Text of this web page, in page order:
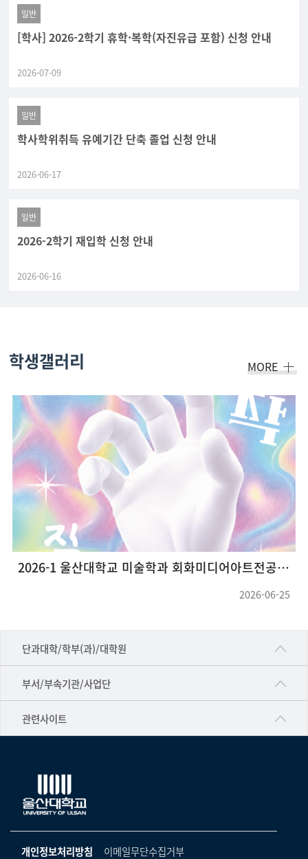
일반
[학사] 2026-2학기 휴학·복학(자진유급 포함) 신청 안내
2026-07-09
일반
학사학위취득 유예기간 단축 졸업 신청 안내
2026-06-17
일반
2026-2학기 재입학 신청 안내
2026-06-16
학생갤러리 MORE
2026-1 울산대학교 미술학과 회화미디어아트전공 대학원 그룹전<호작질>
2026-06-25
단과대학/학부(과)/대학원
■인문대학
▷국어국문학부
▷일본어·일본학과
▷프랑스어·프랑스학과
▷스페인·중남미학과
▷철학·상담학과
부서/부속기관/사업단
공동기기센터
공학교육혁신센터
국제교류처
기초과학연구소
관련사이트
건강가정지원센터
교수협의회
노동조합
생명윤리위원회
온라인 기술거래 플랫폼
개인정보처리방침 이메일무단수집거부